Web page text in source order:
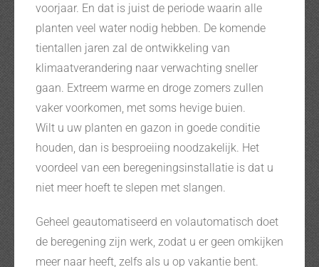
voorjaar. En dat is juist de periode waarin alle
planten veel water nodig hebben. De komende
tientallen jaren zal de ontwikkeling van
klimaatverandering naar verwachting sneller
gaan. Extreem warme en droge zomers zullen
vaker voorkomen, met soms hevige buien.
Wilt u uw planten en gazon in goede conditie
houden, dan is besproeiing noodzakelijk. Het
voordeel van een beregeningsinstallatie is dat u
niet meer hoeft te slepen met slangen.
Geheel geautomatiseerd en volautomatisch doet
de beregening zijn werk, zodat u er geen omkijken
meer naar heeft, zelfs als u op vakantie bent.